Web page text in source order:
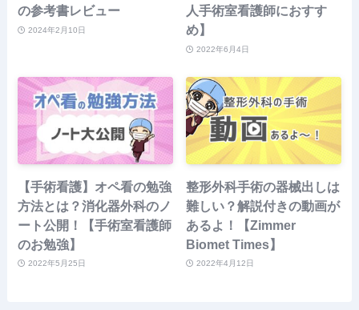
の参考書レビュー
2024年2月10日
人手術室看護師におすす
め】
2022年6月4日
【手術看護】オペ看の勉強
方法とは？消化器外科のノ
ート公開！【手術室看護師
のお勉強】
2022年5月25日
整形外科手術の器械出しは
難しい？解説付きの動画が
あるよ！【Zimmer
Biomet Times】
2022年4月12日